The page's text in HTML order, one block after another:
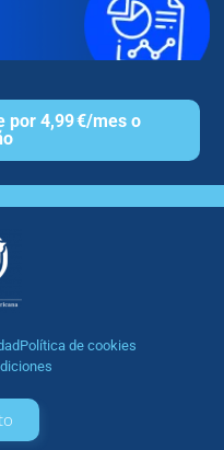
por 4,99 €/mes o
Política de cookies